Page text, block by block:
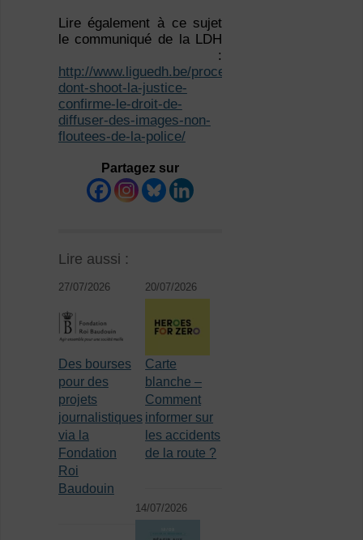
Lire également à ce sujet
le communiqué de la LDH
:
http://www.liguedh.be/proces-
dont-shoot-la-justice-
confirme-le-droit-de-
diffuser-des-images-non-
floutees-de-la-police/
Partagez sur
Lire aussi :
27/07/2026
Des bourses
pour des
projets
journalistiques
via la
Fondation
Roi
Baudouin
20/07/2026
Carte
blanche –
Comment
informer sur
les accidents
de la route ?
14/07/2026